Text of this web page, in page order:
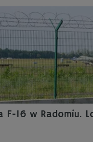
F-16 w Radomiu.